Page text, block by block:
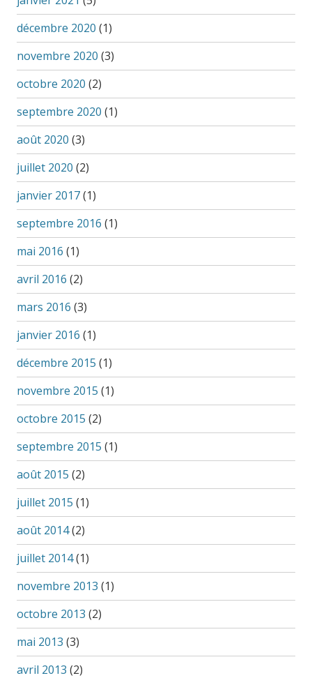
décembre 2020 (1)
novembre 2020 (3)
octobre 2020 (2)
septembre 2020 (1)
août 2020 (3)
juillet 2020 (2)
janvier 2017(1)
septembre 2016 (1)
mai 2016 (1)
avril 2016 (2)
mars 2016 (3)
janvier 2016 (1)
décembre 2015 (1)
novembre 2015 (1)
octobre 2015 (2)
septembre 2015 (1)
août 2015 (2)
juillet 2015 (1)
août 2014(2)
juillet 2014(1)
novembre 2013 (1)
octobre 2013 (2)
mai 2013 (3)
avril 2013 (2)